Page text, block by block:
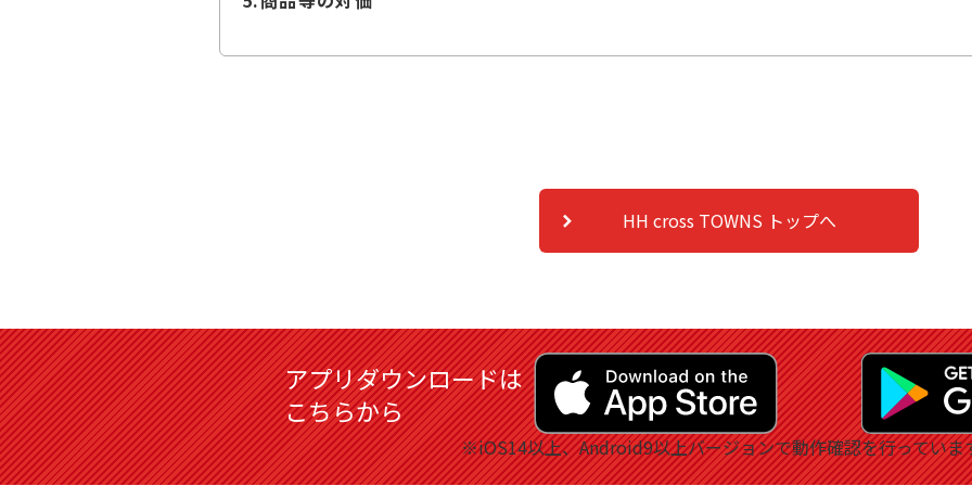
HH cross TOWNS トップへ
アプリダウンロードは
こちらから
※iOS14以上、Android9以上バージョンで動作確認を行っていま